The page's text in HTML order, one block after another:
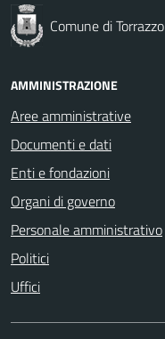
Comune di Torrazzo
AMMINISTRAZIONE
Aree amministrative
Documenti e dati
Enti e fondazioni
Organi di governo
Personale amministrativo
Politici
Uffici